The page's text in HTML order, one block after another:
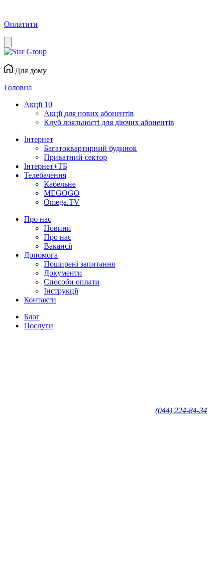
Оплатити
Для дому
Головна
Акції 10
Акції для нових абонентів
Клуб лояльності для діючих абонентів
Інтернет
Багатоквартирний будинок
Приватний сектор
Інтернет+ТБ
Телебачення
Кабельне
MEGOGO
Omega.TV
Про нас
Новини
Про нас
Вакансії
Допомога
Поширені запитання
Документи
Способи оплати
Інструкції
Контакти
Блог
Послуги
(044) 224-84-34